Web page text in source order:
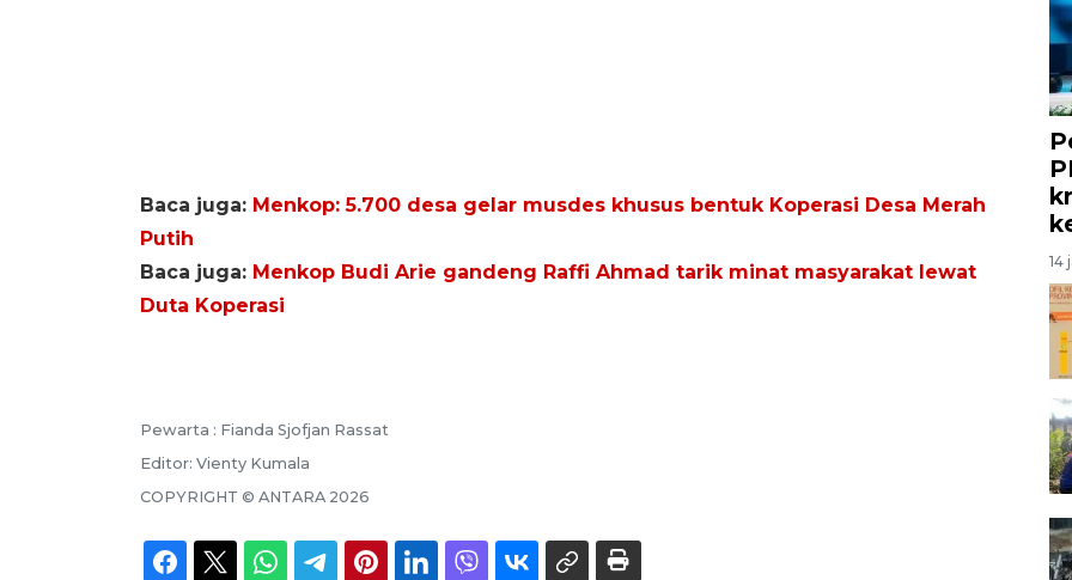
Baca juga: Menkop: 5.700 desa gelar musdes khusus bentuk Koperasi Desa Merah
Putih
Baca juga: Menkop Budi Arie gandeng Raffi Ahmad tarik minat masyarakat lewat
Duta Koperasi
Pewarta : Fianda Sjofjan Rassat
Editor: Vienty Kumala
COPYRIGHT © ANTARA 2026
14